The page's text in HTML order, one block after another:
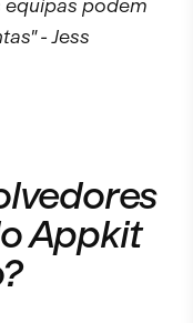
equipas podem
- Jess
Appkit